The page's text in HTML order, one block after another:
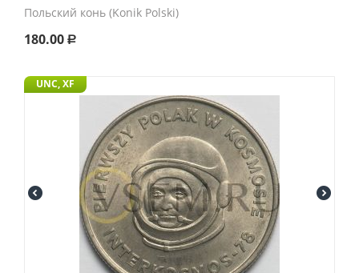
Польский конь (Konik Polski)
180.00 Р
UNC, XF